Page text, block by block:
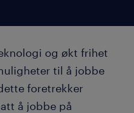
og økt frihet
til å jobbe
foretrekker
å jobbe på